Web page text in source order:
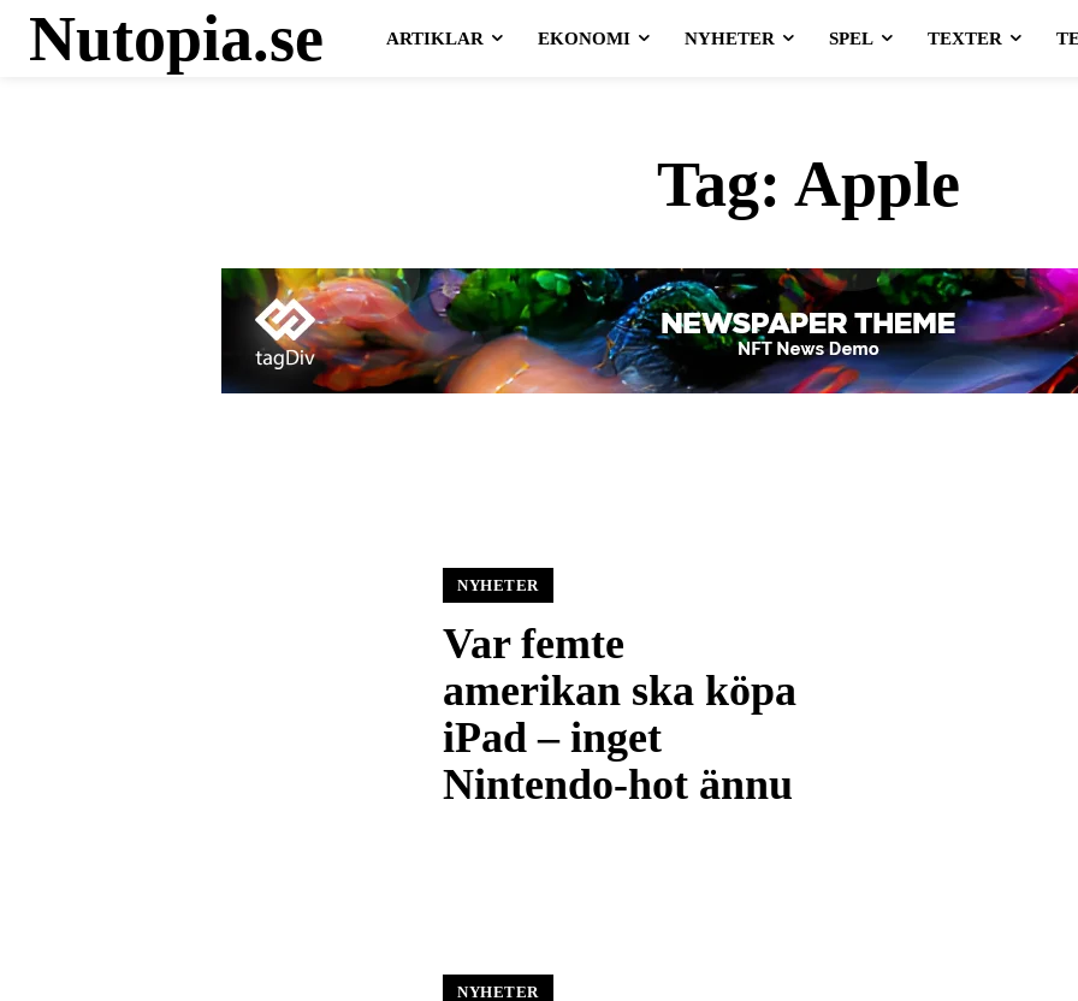
Nutopia.se ARTIKLAR EKONOMI NYHETER SPEL TEXTER
Tag: Apple
NYHETER
Var femte
amerikan ska köpa
iPad – inget
Nintendo-hot ännu
NYHETER